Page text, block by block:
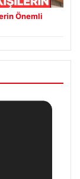
Önemli